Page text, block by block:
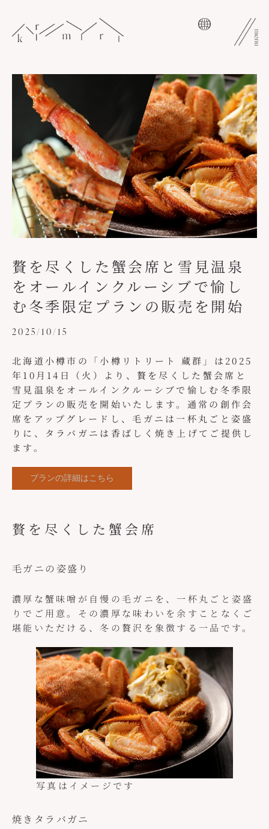
贅を尽くした蟹会席と雪見温泉
をオールインクルーシブで愉し
む冬季限定プランの販売を開始
2025/10/15
北海道小樽市の「小樽リトリート 蔵群」は2025
年10月14日（火）より、贅を尽くした蟹会席と
雪見温泉をオールインクルーシブで愉しむ冬季限
定プランの販売を開始いたします。通常の創作会
席をアップグレードし、毛ガニは一杯丸ごと姿盛
りに、タラバガニは香ばしく焼き上げてご提供し
ます。
プランの詳細はこちら
贅を尽くした蟹会席
毛ガニの姿盛り
濃厚な蟹味噌が自慢の毛ガニを、一杯丸ごと姿盛
りでご用意。その濃厚な味わいを余すことなくご
堪能いただける、冬の贅沢を象徴する一品です。
写真はイメージです
焼きタラバガニ